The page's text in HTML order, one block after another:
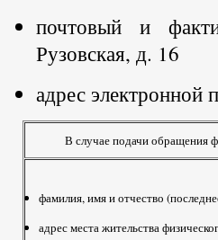
почтовый и
Рузовская, д. 16
адрес электронной
В случае подачи обращения
фамилия, имя и отчество
адрес места жительства